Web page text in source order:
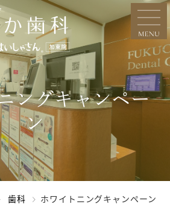
ングキャンペー
ン
歯科 ホワイトニングキャンペーン